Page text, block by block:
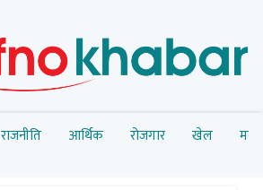
राजनीति आर्थिक रोजगार खेल